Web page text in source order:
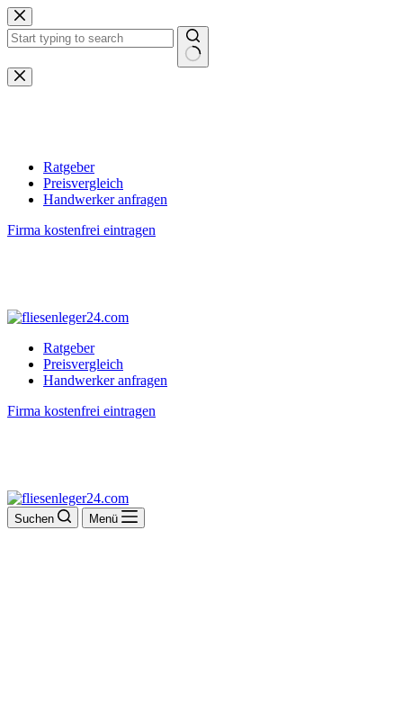
Zum
Inhalt
springen
Keine
Ergebnisse
Ratgeber
Preisvergleich
Handwerker anfragen
Firma kostenfrei eintragen
Ratgeber
Preisvergleich
Handwerker anfragen
Firma kostenfrei eintragen
Suchen Menü